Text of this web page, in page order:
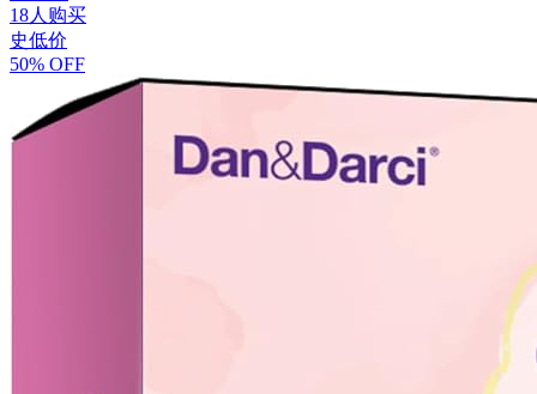
18人购买
史低价
50% OFF